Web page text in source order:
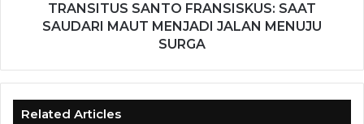
TRANSITUS SANTO FRANSISKUS: SAAT
SAUDARI MAUT MENJADI JALAN MENUJU
SURGA
Related Articles